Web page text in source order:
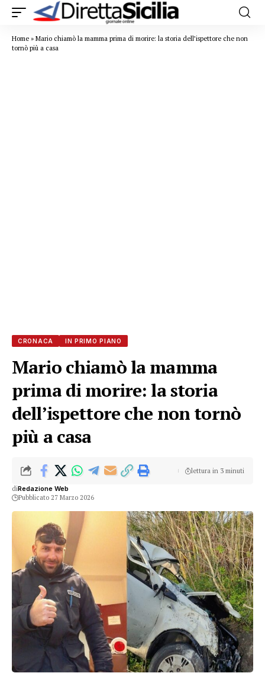
Home » Mario chiamò la mamma prima di morire: la storia dell’ispettore che non
tornò più a casa
CRONACA IN PRIMO PIANO
Mario chiamò la mamma
prima di morire: la storia
dell’ispettore che non tornò
più a casa
diRedazione Web
Pubblicato 27 Marzo 2026
lettura in 3 minuti